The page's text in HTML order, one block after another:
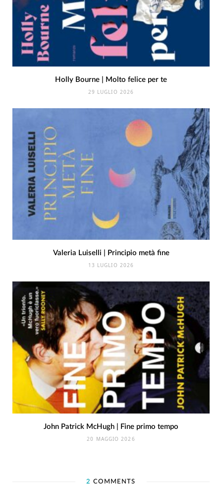
Holly Bourne | Molto felice per te
29 LUGLIO 2026
Valeria Luiselli | Principio metà fine
13 LUGLIO 2026
John Patrick McHugh | Fine primo tempo
20 MAGGIO 2026
2 COMMENTS